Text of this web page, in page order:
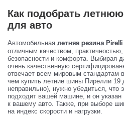
Как подобрать
для авто
Автомобильная летняя резина Pirelli
отличным качеством,
безопасности и комфорта. Выбирая
очень качественную
отвечает всем мировым стандартам
чем купить летние шины Пирелли 19
неправильно), нужно убедиться, что
подходит вашей машине, и он указан
к вашему авто. Также, при выборе
на индекс скорости и нагрузки.